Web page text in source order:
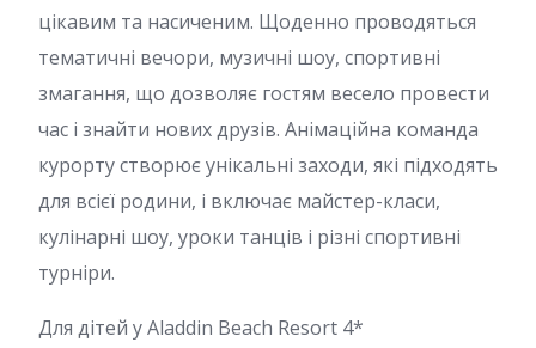
цікавим та насиченим. Щоденно проводяться
тематичні вечори, музичні шоу, спортивні
змагання, що дозволяє гостям весело провести
час і знайти нових друзів. Анімаційна команда
курорту створює унікальні заходи, які підходять
для всієї родини, і включає майстер-класи,
кулінарні шоу, уроки танців і різні спортивні
турніри.
Для дітей у Aladdin Beach Resort 4*